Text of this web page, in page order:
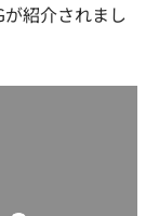
紹介されまし